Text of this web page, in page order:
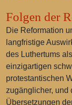
Folgen der
Die Reformation
langfristige
des Luthertums
einzigartigen
protestantischen
zugänglicher, und
Übersetzungen